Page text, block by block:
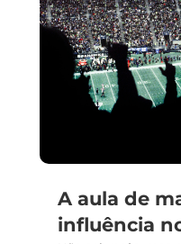
A aula de
influência